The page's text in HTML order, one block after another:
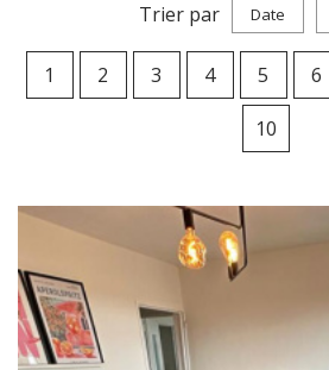
Trier par Date
1 2 3 4 5 6
10